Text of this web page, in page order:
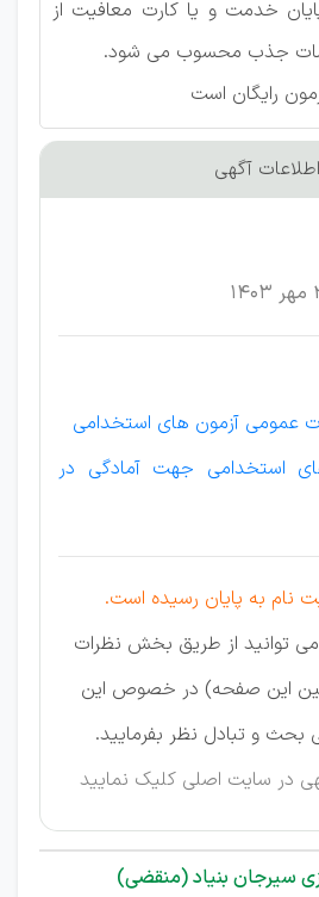
خدمت و یا کارت معافیت از
جذب محسوب می شود.
اطلاعات آگهی
عمومی آزمون های استخدامی
استخدامی جهت آمادگی در
نام به پایان رسیده است.
می توانید از طریق بخش نظرات
این صفحه) در خصوص این
بحث و تبادل نظر بفرمایید.
در سایت اصلیکلیک نمایید
سیرجان بنیاد (منقضی)